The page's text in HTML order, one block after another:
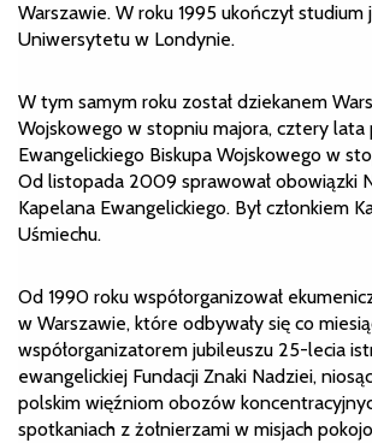
Warszawie. W roku 1995 ukończył studium
Uniwersytetu w Londynie.
W tym samym roku został dziekanem
Wojskowego w stopniu majora, cztery lata
Ewangelickiego Biskupa Wojskowego w
Od listopada 2009 sprawował obowiązki
Kapelana Ewangelickiego. Był członkiem
Uśmiechu.
Od 1990 roku współorganizował
w Warszawie, które odbywały się co
współorganizatorem jubileuszu 25-lecia
ewangelickiej Fundacji Znaki Nadziei,
polskim więźniom obozów
spotkaniach z żołnierzami w misjach